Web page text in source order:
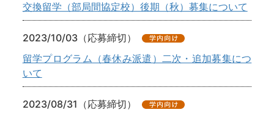
交換留学（部局間協定校）後期（秋）募集について
2023/10/03（応募締切）
留学プログラム（春休み派遣）二次・追加募集につ
いて
2023/08/31（応募締切）